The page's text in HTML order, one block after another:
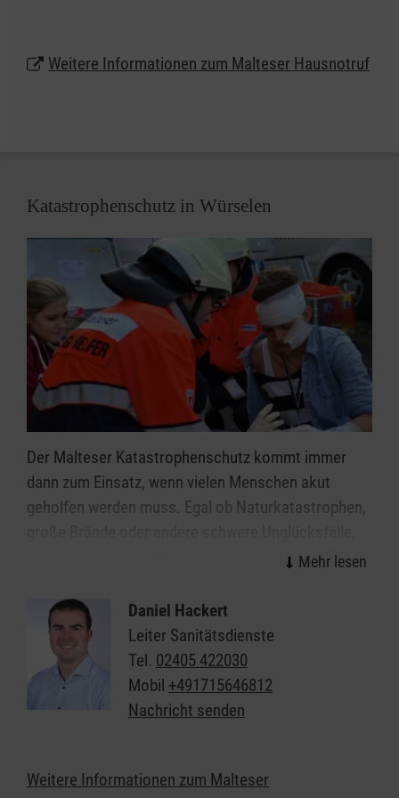
Weitere Informationen zum Malteser Hausnotruf
Katastrophenschutz in Würselen
Der Malteser Katastrophenschutz kommt immer
dann zum Einsatz, wenn vielen Menschen akut
geholfen werden muss. Egal ob Naturkatastrophen,
die ehrenamtlichen Einsatzkräfte helfen bei allen
Rettungsdienst nicht ausreichen.
Organisiert in einzelnen Einsatzgruppen sind unsere
Helferinnen und Helfer Spezialisten in den Bereichen
Sanitätsdienst, Technik, Betreuung und
Kommunikation/Führung. In all diesen Bereichen
bereit sind, sich für ihre Mitmenschen zu
Daniel Hackert
Leiter Sanitätsdienste
Tel. 02405 422030
Mobil +491715646812
Nachricht senden
Weitere Informationen zum Malteser